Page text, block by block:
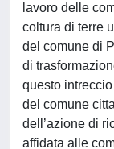
lavoro delle
coltura di terre
del comune di
di
questo
del comune
dell’azione di
affidata alle